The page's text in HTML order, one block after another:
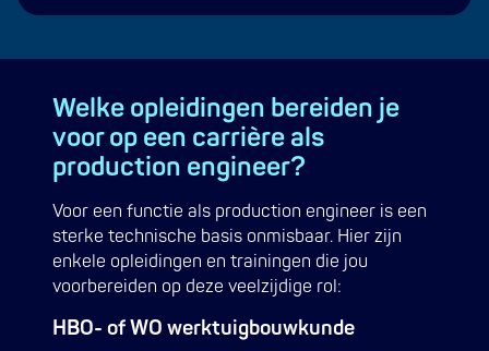
Welke opleidingen bereiden je
voor op een carrière als
production engineer?
Voor een functie als production engineer is een
sterke technische basis onmisbaar. Hier zijn
enkele opleidingen en trainingen die jou
voorbereiden op deze veelzijdige rol:
HBO- of WO werktuigbouwkunde